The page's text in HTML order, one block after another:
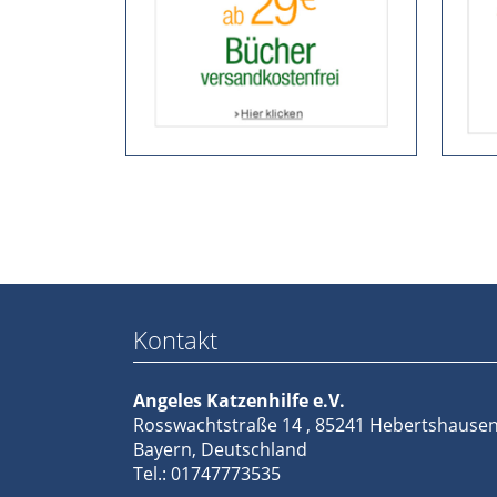
Kontakt
Angeles Katzenhilfe e.V.
Rosswachtstraße 14 , 85241
Bayern, Deutschland
Tel.: 01747773535